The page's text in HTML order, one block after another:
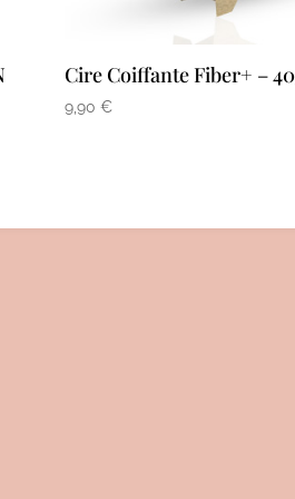
Cire Coiffante Fiber+ –
9,90 €